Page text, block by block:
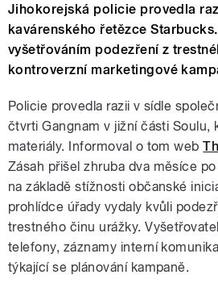
Jihokorejská policie provedla
kavárenského řetězce
vyšetřováním podezření z
kontroverzní marketingové
Policie provedla razii v sídle
čtvrti Gangnam v jižní části Soulu,
materiály. Informoval o tom web
Zásah přišel zhruba dva měsíce
na základě stížnosti občanské
prohlídce úřady vydaly kvůli
trestného činu urážky.
telefony, záznamy interní
týkající se plánování kampaně.